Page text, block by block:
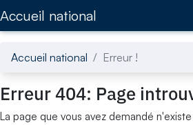
Accueil national
Accueil national Erreur !
Erreur 404: Page
La page que vous avez demandé